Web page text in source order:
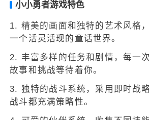
小小勇者游戏特色
1. 精美的画面和独特的艺术风格
一个活灵活现的童话世界。
2. 丰富多样的任务和剧情，每一
故事和挑战等待着你。
3. 独特的战斗系统，采用即时战
战斗都充满策略性。